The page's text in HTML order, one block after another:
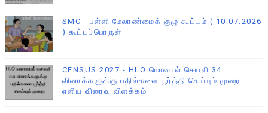
SMC - பள்ளி மேலாண்மைக் குழு கூட்டம் ( 10.07.2026
) கூட்டப்பொருள்
CENSUS 2027 - HLO மொபைல் செயலி 34
வினாக்களுக்கு பதில்களை பூர்த்தி செய்யும் முறை -
எளிய விரைவு விளக்கம்